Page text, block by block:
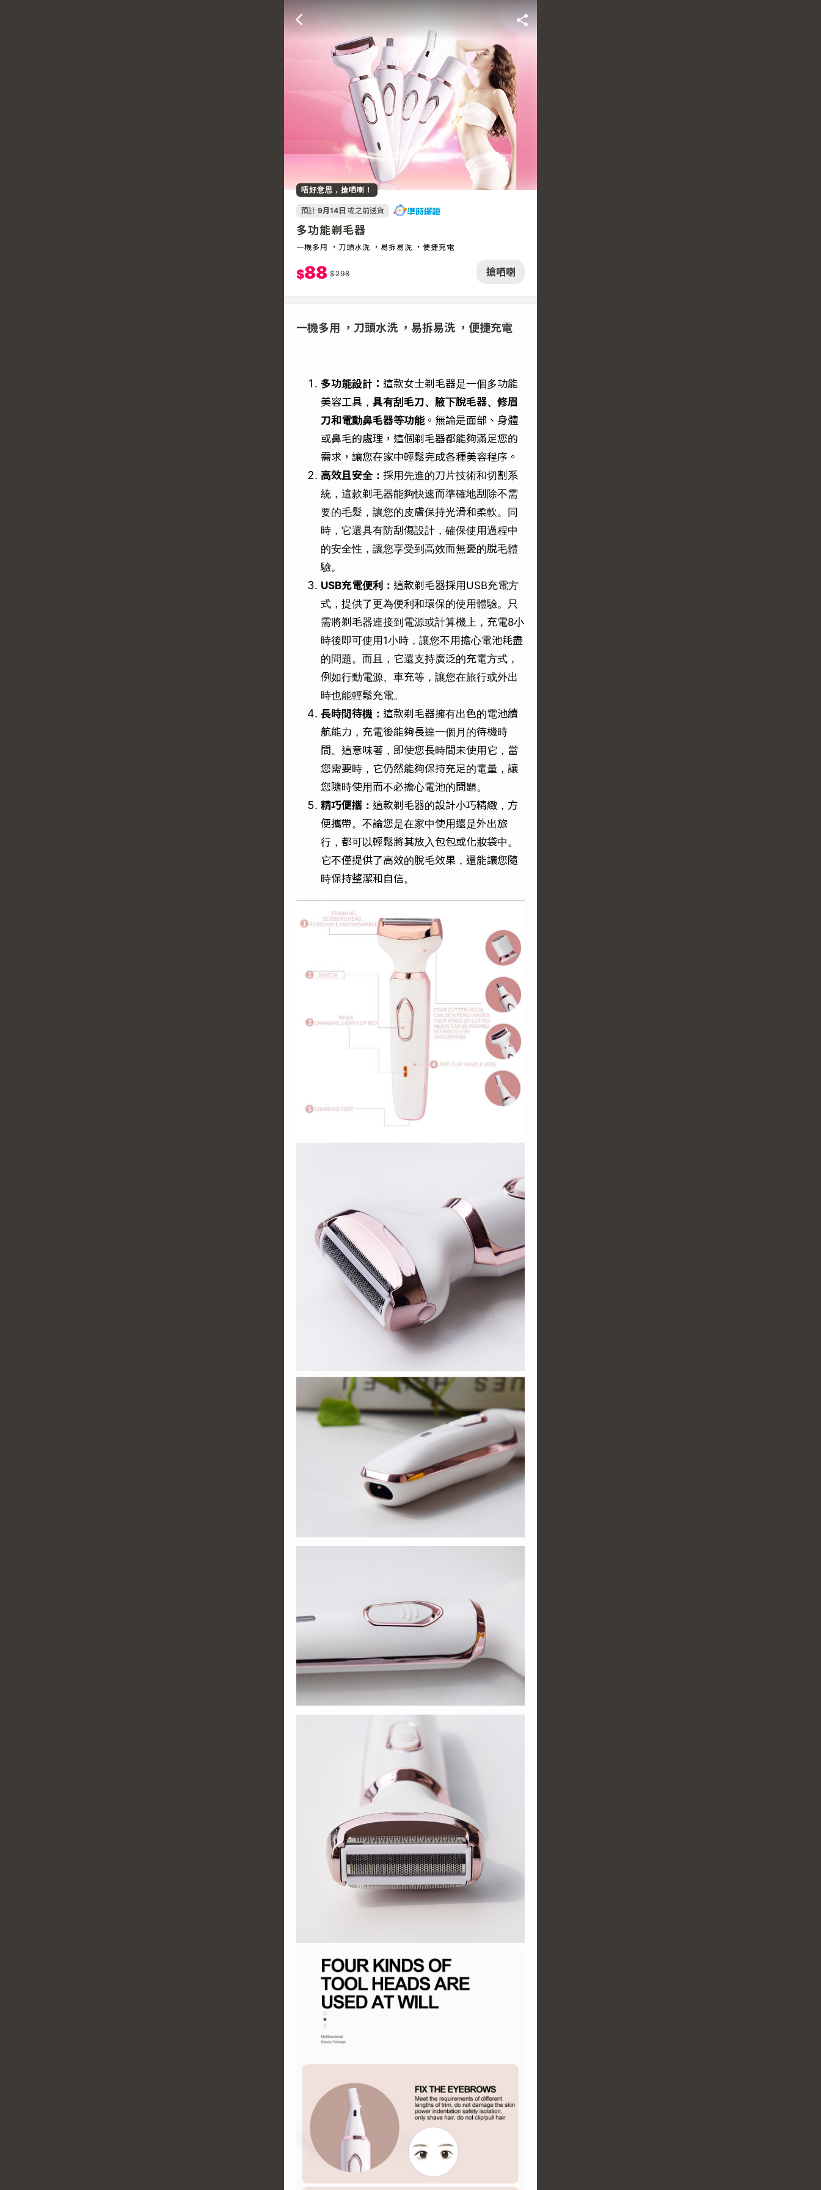
搶哂喇
唔好意思，搶哂喇！
預計 9月14日 或之前送貨
多功能剃毛器
一機多用 ，刀頭水洗 ，易拆易洗 ，便捷充電
$88 $298
一機多用 ，刀頭水洗 ，易拆易洗 ，便捷充電
多功能設計： 這款女士剃毛器是一個多功能
美容工具， 具有刮毛刀、腋下脫毛器、修眉
刀和電動鼻毛器等功能。無論是面部、身體
或鼻毛的處理，這個剃毛器都能夠滿足您的
需求，讓您在家中輕鬆完成各種美容程序。
高效且安全： 採用先進的刀片技術和切割系
統，這款剃毛器能夠快速而準確地刮除不需
要的毛髮，讓您的皮膚保持光滑和柔軟。同
時，它還具有防刮傷設計，確保使用過程中
的安全性，讓您享受到高效而無憂的脫毛體
驗。
USB充電便利： 這款剃毛器採用USB充電方
式，提供了更為便利和環保的使用體驗。只
需將剃毛器連接到電源或計算機上，充電8小
時後即可使用1小時，讓您不用擔心電池耗盡
的問題。而且，它還支持廣泛的充電方式，
例如行動電源、車充等，讓您在旅行或外出
時也能輕鬆充電。
長時間待機： 這款剃毛器擁有出色的電池續
航能力，充電後能夠長達一個月的待機時
間。這意味著，即使您長時間未使用它，當
您需要時，它仍然能夠保持充足的電量，讓
您隨時使用而不必擔心電池的問題。
精巧便攜： 這款剃毛器的設計小巧精緻，方
便攜帶。不論您是在家中使用還是外出旅
行，都可以輕鬆將其放入包包或化妝袋中。
它不僅提供了高效的脫毛效果，還能讓您隨
時保持整潔和自信。